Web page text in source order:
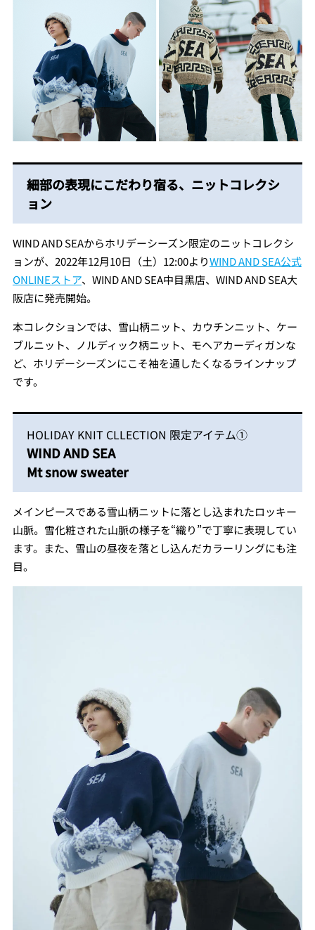
細部の表現にこだわり宿る、ニットコレクシ
ョン
WIND AND SEAからホリデーシーズン限定のニットコレクシ
ョンが、2022年12月10日（土）12:00よりWIND AND SEA公式
ONLINEストア、WIND AND SEA中⽬⿊店、WIND AND SEA⼤
阪店に発売開始。
本コレクションでは、雪⼭柄ニット、カウチンニット、ケー
ブルニット、ノルディック柄ニット、モヘアカーディガンな
ど、ホリデーシーズンにこそ袖を通したくなるラインナップ
です。
HOLIDAY KNIT CLLECTION 限定アイテム①
WIND AND SEA
Mt snow sweater
メインピースである雪⼭柄ニットに落とし込まれたロッキー
⼭脈。雪化粧された山脈の様子を“織り”で丁寧に表現してい
ます。また、雪⼭の昼夜を落とし込んだカラーリングにも注
目。